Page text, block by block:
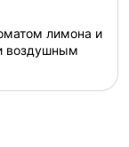
лимона и
воздушным